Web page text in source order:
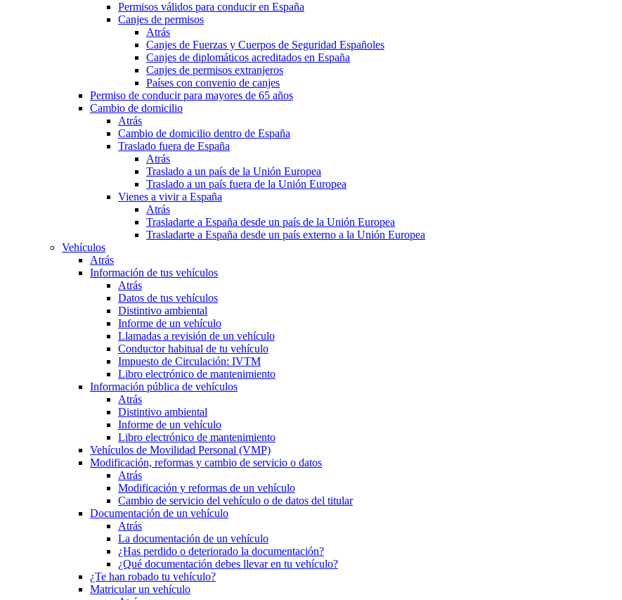
Permisos válidos para conducir en España
Canjes de permisos
Atrás
Canjes de Fuerzas y Cuerpos de Seguridad Españoles
Canjes de diplomáticos acreditados en España
Canjes de permisos extranjeros
Países con convenio de canjes
Permiso de conducir para mayores de 65 años
Cambio de domicilio
Atrás
Cambio de domicilio dentro de España
Traslado fuera de España
Atrás
Traslado a un país de la Unión Europea
Traslado a un país fuera de la Unión Europea
Vienes a vivir a España
Atrás
Trasladarte a España desde un país de la Unión Europea
Trasladarte a España desde un país externo a la Unión Europea
Vehículos
Atrás
Información de tus vehículos
Atrás
Datos de tus vehículos
Distintivo ambiental
Informe de un vehículo
Llamadas a revisión de un vehículo
Conductor habitual de tu vehículo
Impuesto de Circulación: IVTM
Libro electrónico de mantenimiento
Información pública de vehículos
Atrás
Distintivo ambiental
Informe de un vehículo
Libro electrónico de mantenimiento
Vehículos de Movilidad Personal (VMP)
Modificación, reformas y cambio de servicio o datos
Atrás
Modificación y reformas de un vehículo
Cambio de servicio del vehículo o de datos del titular
Documentación de un vehículo
Atrás
La documentación de un vehículo
¿Has perdido o deteriorado la documentación?
¿Qué documentación debes llevar en tu vehículo?
¿Te han robado tu vehículo?
Matricular un vehículo